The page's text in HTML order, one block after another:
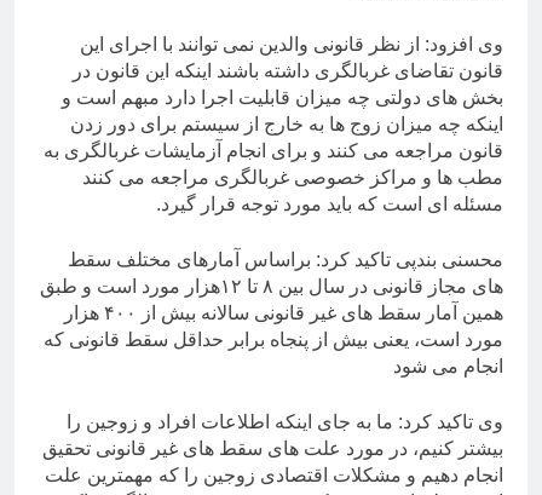
وی افزود: از نظر قانونی والدین نمی توانند با اجرای این
قانون تقاضای غربالگری داشته باشند اینکه این قانون در
بخش های دولتی چه میزان قابلیت اجرا دارد مبهم است و
اینکه چه میزان زوج ها به خارج از سیستم برای دور زدن
قانون مراجعه می کنند و برای انجام آزمایشات غربالگری به
مطب ها و مراکز خصوصی غربالگری مراجعه می کنند
مسئله ای است که باید مورد توجه قرار گیرد.
محسنی بندپی تاکید کرد: براساس آمارهای مختلف سقط
های مجاز قانونی در سال بین ۸ تا ۱۲هزار مورد است و طبق
همین آمار سقط های غیر قانونی سالانه بیش از ۴۰۰ هزار
مورد است، یعنی بیش از پنجاه برابر حداقل سقط قانونی که
انجام می شود
وی تاکید کرد: ما به جای اینکه اطلاعات افراد و زوجین را
بیشتر کنیم، در مورد علت های سقط های غیر قانونی تحقیق
انجام دهیم و مشکلات اقتصادی زوجین را که مهمترین علت